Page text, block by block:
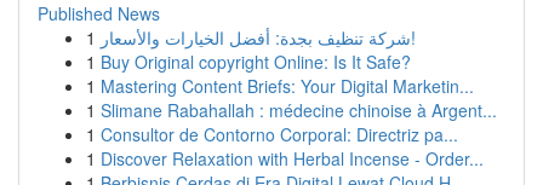
Published News
1
شركة تنظيف بجدة: أفضل الخيارات والأسعار!
1 Buy Original copyright Online: Is It Safe?
1 Mastering Content Briefs: Your Digital Marketin...
1 Slimane Rabahallah : médecine chinoise à Argent...
1 Consultor de Contorno Corporal: Directriz pa...
1 Discover Relaxation with Herbal Incense - Order...